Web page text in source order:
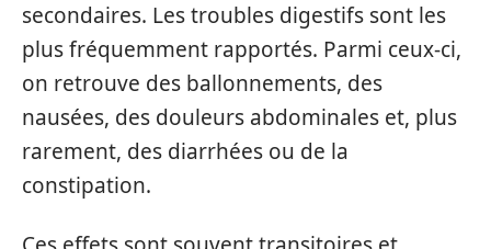
secondaires. Les troubles digestifs sont les
plus fréquemment rapportés. Parmi ceux-ci,
on retrouve des ballonnements, des
nausées, des douleurs abdominales et, plus
rarement, des diarrhées ou de la
constipation.